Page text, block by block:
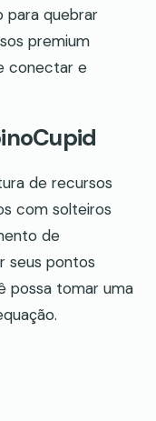
para quebrar
premium
conectar e
de recursos
com solteiros
de
seus pontos
possa tomar uma